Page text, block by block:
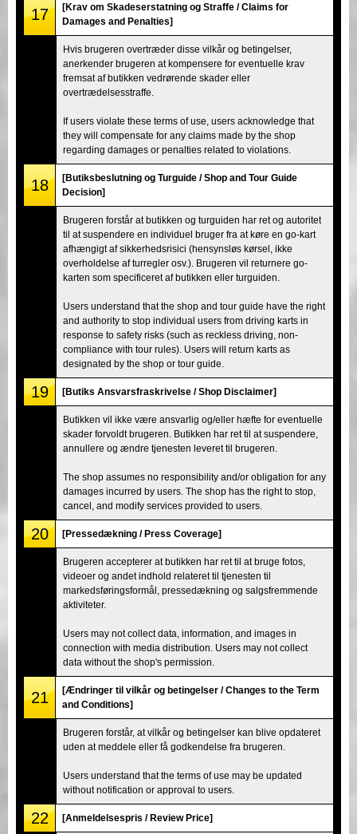
17
[Krav om Skadeserstatning og Straffe / Claims for
Damages and Penalties]
Hvis brugeren overtræder disse vilkår og betingelser,
anerkender brugeren at kompensere for eventuelle krav
fremsat af butikken vedrørende skader eller
overtrædelsesstraffe.
If users violate these terms of use, users acknowledge that
they will compensate for any claims made by the shop
regarding damages or penalties related to violations.
18
[Butiksbeslutning og Turguide / Shop and Tour Guide
Decision]
Brugeren forstår at butikken og turguiden har ret og autoritet
til at suspendere en individuel bruger fra at køre en go-kart
afhængigt af sikkerhedsrisici (hensynsløs kørsel, ikke
overholdelse af turregler osv.). Brugeren vil returnere go-
karten som specificeret af butikken eller turguiden.
Users understand that the shop and tour guide have the right
and authority to stop individual users from driving karts in
response to safety risks (such as reckless driving, non-
compliance with tour rules). Users will return karts as
designated by the shop or tour guide.
19 [Butiks Ansvarsfraskrivelse / Shop Disclaimer]
Butikken vil ikke være ansvarlig og/eller hæfte for eventuelle
skader forvoldt brugeren. Butikken har ret til at suspendere,
annullere og ændre tjenesten leveret til brugeren.
The shop assumes no responsibility and/or obligation for any
damages incurred by users. The shop has the right to stop,
cancel, and modify services provided to users.
20 [Pressedækning / Press Coverage]
Brugeren accepterer at butikken har ret til at bruge fotos,
videoer og andet indhold relateret til tjenesten til
markedsføringsformål, pressedækning og salgsfremmende
aktiviteter.
Users may not collect data, information, and images in
connection with media distribution. Users may not collect
data without the shop's permission.
21
[Ændringer til vilkår og betingelser / Changes to the Term
and Conditions]
Brugeren forstår, at vilkår og betingelser kan blive opdateret
uden at meddele eller få godkendelse fra brugeren.
Users understand that the terms of use may be updated
without notification or approval to users.
22 [Anmeldelsespris / Review Price]